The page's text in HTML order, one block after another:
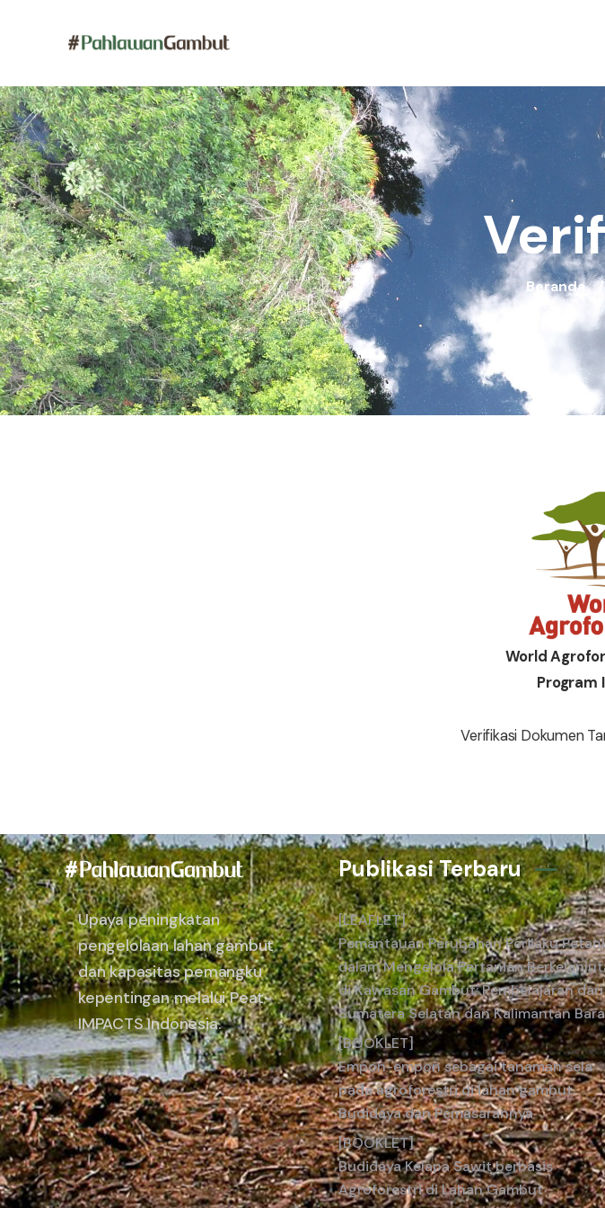
Beranda
World
Program
Verifikasi Dokumen
Upaya peningkatan
pengelolaan lahan gambut
dan kapasitas pemangku
kepentingan melalui Peat-
IMPACTS Indonesia.
Publikasi Terbaru
[LEAFLET]
Pemantauan Perubahan Perilaku Petani
dalam Mengelola Pertanian
di Kawasan Gambut: Pembelajaran dari
Sumatera Selatan dan Kalimantan
[BOOKLET]
Empon-empon sebagai tanaman sela
pada agroforestri di lahan gambut.
Budidaya dan Pemasarannya
[BOOKLET]
Budidaya Kelapa Sawit berbasis
Agroforestri di Lahan Gambut